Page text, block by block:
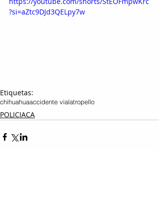
?si=aZtc9DJd3QELpy7w
Etiquetas:
chihuahuaaccidente vialatropello
POLICIACA